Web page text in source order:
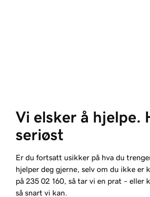
Vi elsker å hjelpe.
seriøst
Er du fortsatt usikker på hva du
hjelper deg gjerne, selv om du ikke er
på 235 02 160 , så tar vi en prat – eller
så snart vi kan.